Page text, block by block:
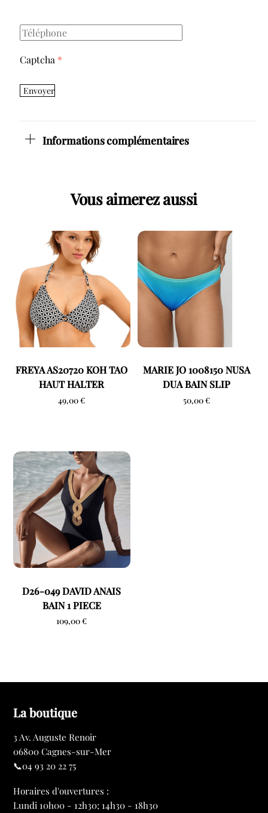
Captcha *
Envoyer
Informations complémentaires
Vous aimerez aussi
FREYA AS20720 KOH TAO
HAUT HALTER
49,00€
MARIE JO 1008150 NUSA
DUA BAIN SLIP
50,00€
D26-049 DAVID ANAIS
BAIN 1 PIECE
109,00€
La boutique
3 Av. Auguste Renoir
06800 Cagnes-sur-Mer
📞04 93 20 22 75
Horaires d'ouvertures :
Lundi 10h00 - 12h30; 14h30 - 18h30